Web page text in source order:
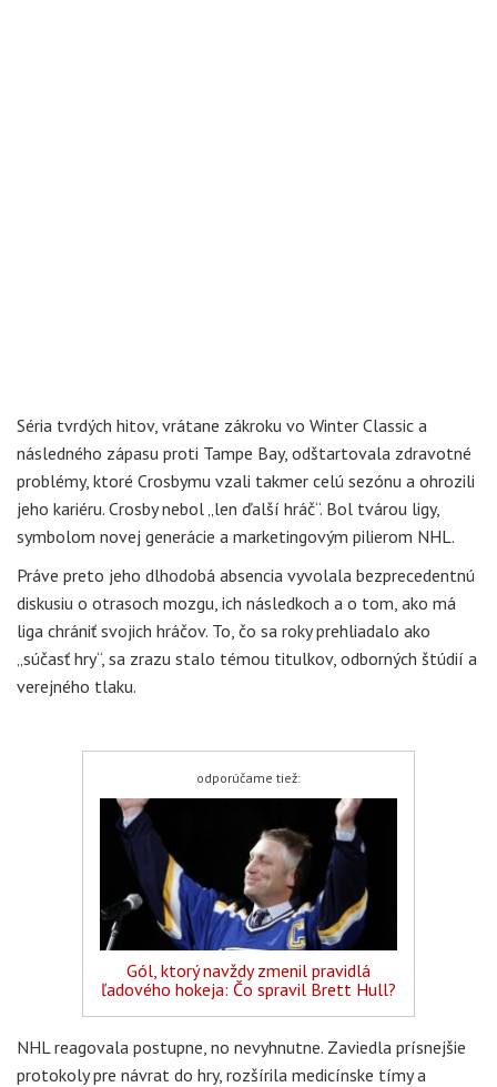
Séria tvrdých hitov, vrátane zákroku vo Winter Classic a
následného zápasu proti Tampe Bay, odštartovala zdravotné
problémy, ktoré Crosbymu vzali takmer celú sezónu a ohrozili
jeho kariéru. Crosby nebol „len ďalší hráč“. Bol tvárou ligy,
symbolom novej generácie a marketingovým pilierom NHL.
Práve preto jeho dlhodobá absencia vyvolala bezprecedentnú
diskusiu o otrasoch mozgu, ich následkoch a o tom, ako má
liga chrániť svojich hráčov. To, čo sa roky prehliadalo ako
„súčasť hry“, sa zrazu stalo témou titulkov, odborných štúdií a
verejného tlaku.
odporúčame tiež:
Gól, ktorý navždy zmenil pravidlá
ľadového hokeja: Čo spravil Brett Hull?
NHL reagovala postupne, no nevyhnutne. Zaviedla prísnejšie
protokoly pre návrat do hry, rozšírila medicínske tímy a